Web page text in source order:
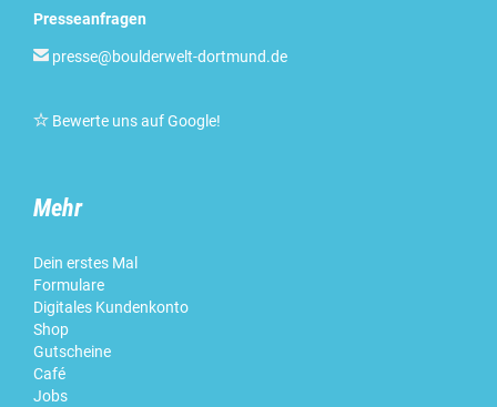
Presseanfragen
 presse@boulderwelt-dortmund.de
 Bewerte uns auf Google!
Mehr
Dein erstes Mal
Formulare
Digitales Kundenkonto
Shop
Gutscheine
Café
Jobs